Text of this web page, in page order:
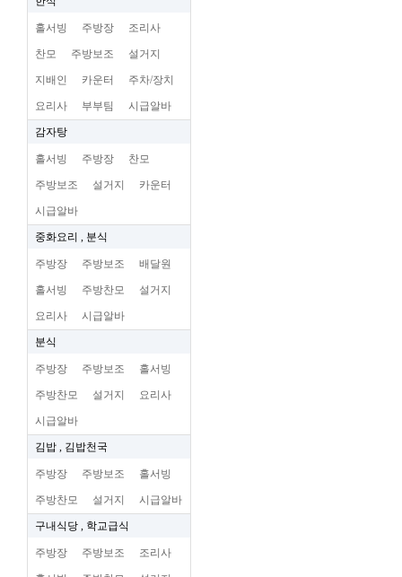
홀서빙 주방장 조리사
찬모 주방보조 설거지
지배인 카운터 주차/장치
요리사 부부팀 시급알바
감자탕
홀서빙 주방장 찬모
주방보조 설거지 카운터
시급알바
중화요리 , 분식
주방장 주방보조 배달원
홀서빙 주방찬모 설거지
요리사 시급알바
분식
주방장 주방보조 홀서빙
주방찬모 설거지 요리사
시급알바
김밥 , 김밥천국
주방장 주방보조 홀서빙
주방찬모 설거지 시급알바
구내식당 , 학교급식
주방장 주방보조 조리사